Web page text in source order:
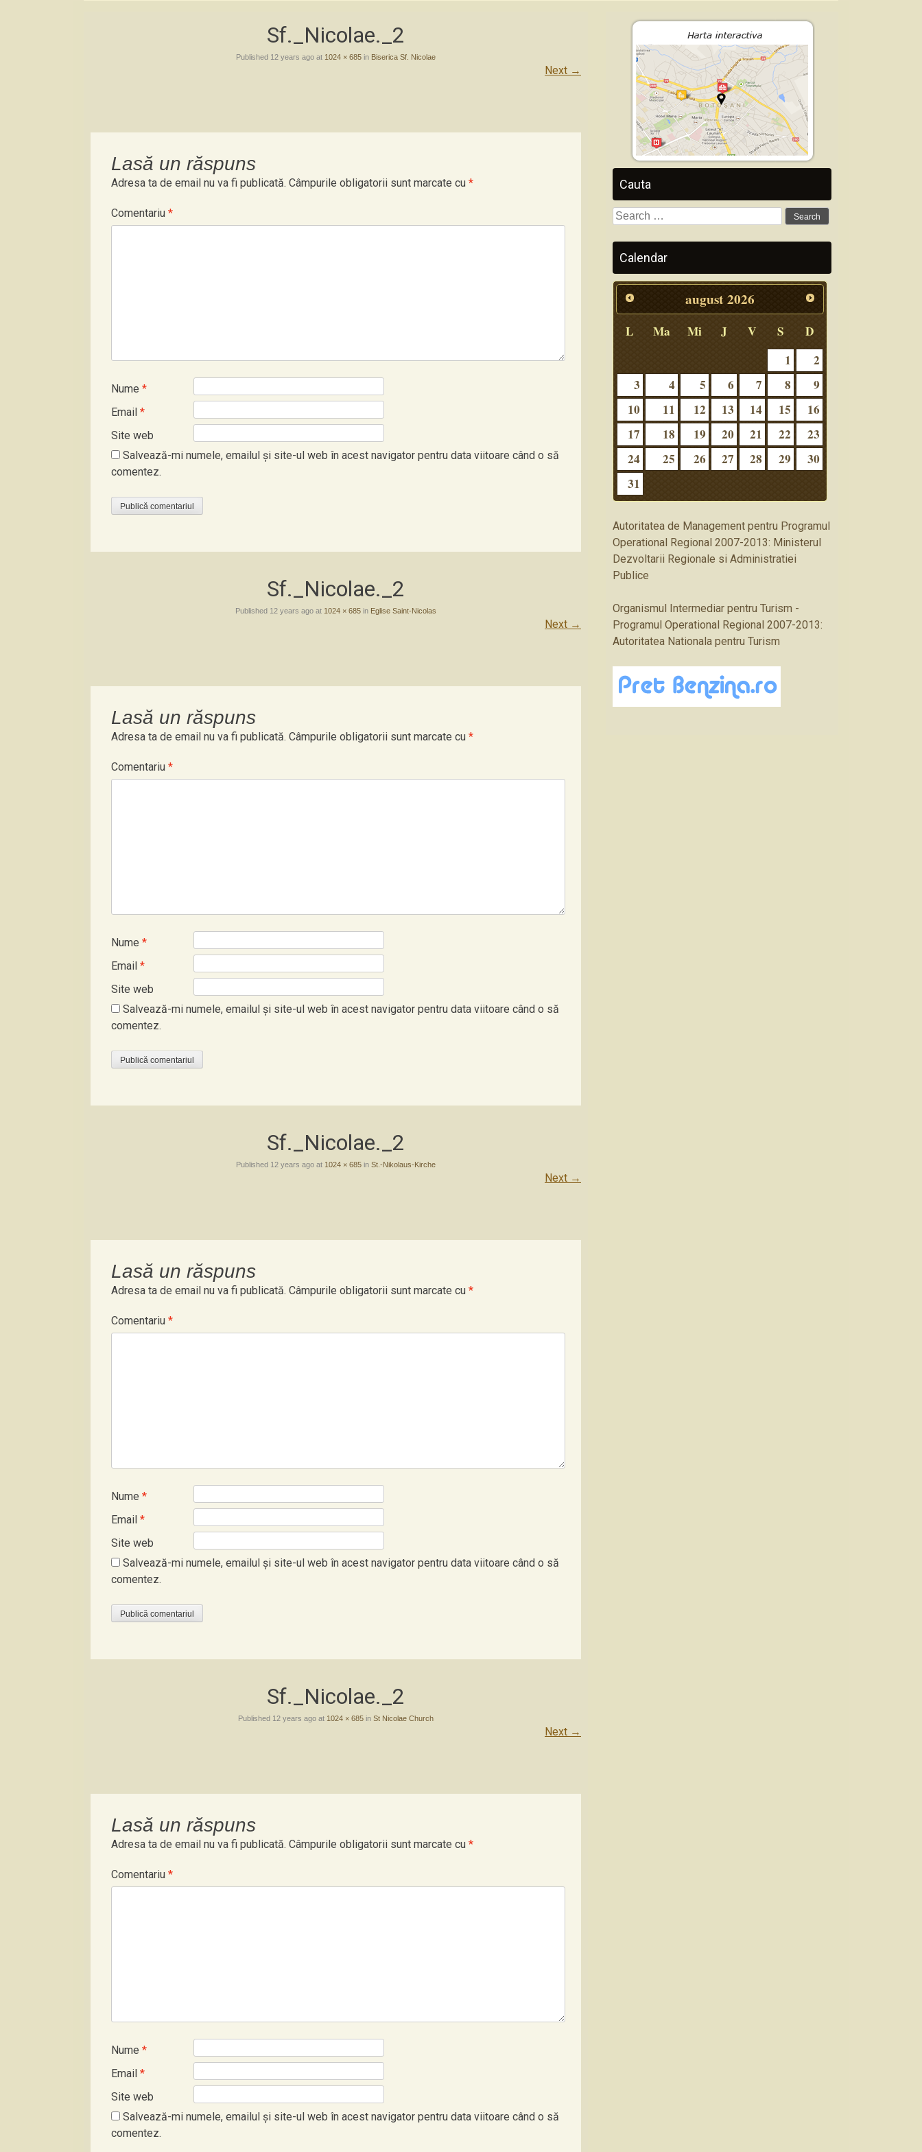
Sf._Nicolae._2
Published 12 years ago at 1024 × 685 in Biserica Sf. Nicolae
Next →
Lasă un răspuns
Adresa ta de email nu va fi publicată. Câmpurile obligatorii sunt marcate cu *
Comentariu *
Nume *
Email *
Site web
Salvează-mi numele, emailul și site-ul web în acest navigator pentru data viitoare când o să
comentez.
Sf._Nicolae._2
Published 12 years ago at 1024 × 685 in Eglise Saint-Nicolas
Next →
Lasă un răspuns
Adresa ta de email nu va fi publicată. Câmpurile obligatorii sunt marcate cu *
Comentariu *
Nume *
Email *
Site web
Salvează-mi numele, emailul și site-ul web în acest navigator pentru data viitoare când o să
comentez.
Sf._Nicolae._2
Published 12 years ago at 1024 × 685 in St.-Nikolaus-Kirche
Next →
Lasă un răspuns
Adresa ta de email nu va fi publicată. Câmpurile obligatorii sunt marcate cu *
Comentariu *
Nume *
Email *
Site web
Salvează-mi numele, emailul și site-ul web în acest navigator pentru data viitoare când o să
comentez.
Sf._Nicolae._2
Published 12 years ago at 1024 × 685 in St Nicolae Church
Next →
Lasă un răspuns
Adresa ta de email nu va fi publicată. Câmpurile obligatorii sunt marcate cu *
Comentariu *
Nume *
Email *
Site web
Salvează-mi numele, emailul și site-ul web în acest navigator pentru data viitoare când o să
comentez.
Cauta
Search
Calendar
august 2026
L Ma Mi J V S
D
1
2
3
4 5 6 7 8
9
10
11 12 13 14 15
16
17
18 19 20 21 22
23
24
25 26 27 28 29
30
31
Autoritatea de Management pentru Programul
Operational Regional 2007-2013: Ministerul
Dezvoltarii Regionale si Administratiei
Publice
Organismul Intermediar pentru Turism -
Programul Operational Regional 2007-2013:
Autoritatea Nationala pentru Turism